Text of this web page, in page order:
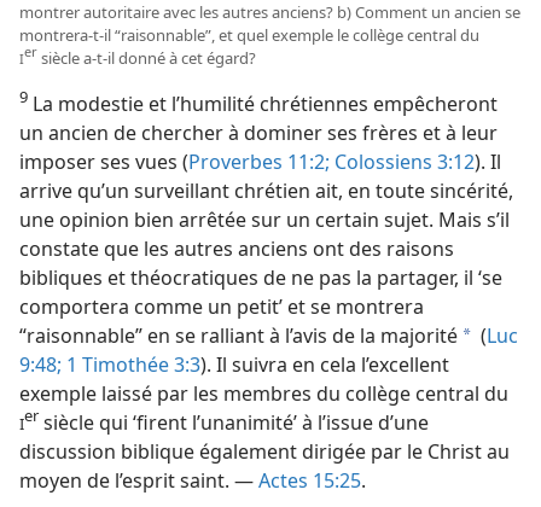
montrer autoritaire avec les autres anciens? b) Comment un ancien se
montrera-t-il “raisonnable”, et quel exemple le collège central du
Ier siècle a-t-il donné à cet égard?
9 La modestie et l’humilité chrétiennes empêcheront
un ancien de chercher à dominer ses frères et à leur
imposer ses vues (Proverbes 11:2; Colossiens 3:12). Il
arrive qu’un surveillant chrétien ait, en toute sincérité,
une opinion bien arrêtée sur un certain sujet. Mais s’il
constate que les autres anciens ont des raisons
bibliques et théocratiques de ne pas la partager, il ‘se
comportera comme un petit’ et se montrera
“raisonnable” en se ralliant à l’avis de la majorité a (Luc
9:48; 1 Timothée 3:3). Il suivra en cela l’excellent
exemple laissé par les membres du collège central du
Ier siècle qui ‘firent l’unanimité’ à l’issue d’une
discussion biblique également dirigée par le Christ au
moyen de l’esprit saint. —Actes 15:25.